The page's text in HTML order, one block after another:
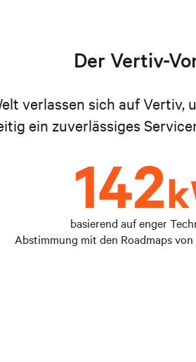
Der Vertiv-
verlassen sich auf
ein zuverlässiges
basierend auf enger
Abstimmung mit den Roadmaps